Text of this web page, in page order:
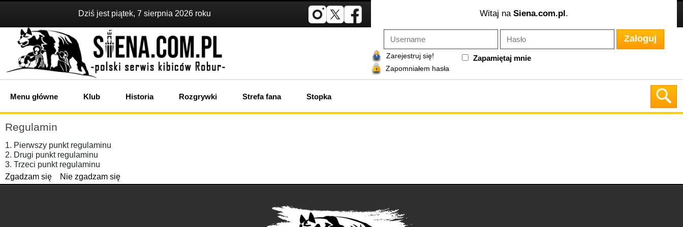
Dziś jest piątek, 7 sierpnia 2026 roku Witaj na Siena.com.pl.
Zaloguj
Zarejestruj się!
Zapomniałem hasła
Zapamiętaj mnie
Menu główne Klub Historia Rozgrywki Strefa fana Stopka
Regulamin
1. Pierwszy punkt regulaminu
2. Drugi punkt regulaminu
3. Trzeci punkt regulaminu
Zgadzam się
Nie zgadzam się